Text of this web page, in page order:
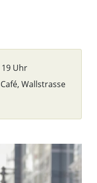
19 Uhr
Wallstrasse